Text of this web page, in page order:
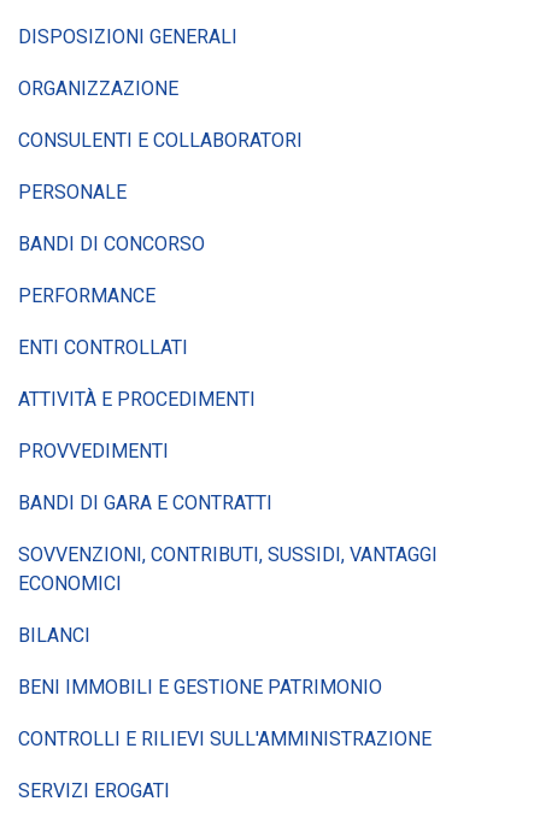
DISPOSIZIONI GENERALI
ORGANIZZAZIONE
CONSULENTI E COLLABORATORI
PERSONALE
BANDI DI CONCORSO
PERFORMANCE
ENTI CONTROLLATI
ATTIVITÀ E PROCEDIMENTI
PROVVEDIMENTI
BANDI DI GARA E CONTRATTI
SOVVENZIONI, CONTRIBUTI, SUSSIDI, VANTAGGI
ECONOMICI
BILANCI
BENI IMMOBILI E GESTIONE PATRIMONIO
CONTROLLI E RILIEVI SULL'AMMINISTRAZIONE
SERVIZI EROGATI